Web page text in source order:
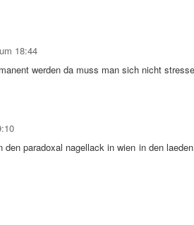
18:44
werden da muss man sich nicht
paradoxal nagellack in wien in den